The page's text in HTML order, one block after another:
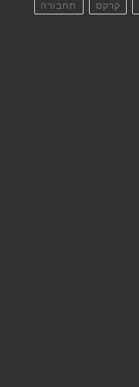
קרקס תחבורה